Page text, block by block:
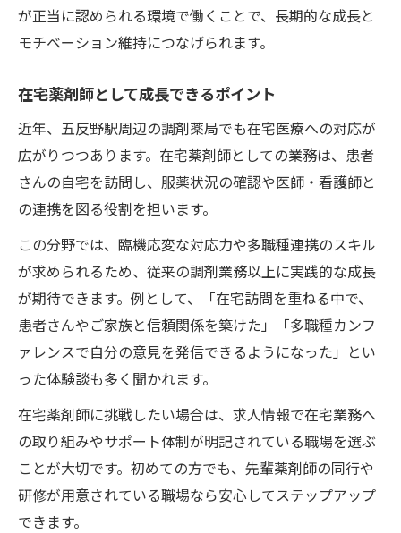
が正当に認められる環境で働くことで、長期的な成長と
モチベーション維持につなげられます。
在宅薬剤師として成長できるポイント
近年、五反野駅周辺の調剤薬局でも在宅医療への対応が
広がりつつあります。在宅薬剤師としての業務は、患者
さんの自宅を訪問し、服薬状況の確認や医師・看護師と
の連携を図る役割を担います。
この分野では、臨機応変な対応力や多職種連携のスキル
が求められるため、従来の調剤業務以上に実践的な成長
が期待できます。例として、「在宅訪問を重ねる中で、
患者さんやご家族と信頼関係を築けた」「多職種カンフ
ァレンスで自分の意見を発信できるようになった」とい
った体験談も多く聞かれます。
在宅薬剤師に挑戦したい場合は、求人情報で在宅業務へ
の取り組みやサポート体制が明記されている職場を選ぶ
ことが大切です。初めての方でも、先輩薬剤師の同行や
研修が用意されている職場なら安心してステップアップ
できます。